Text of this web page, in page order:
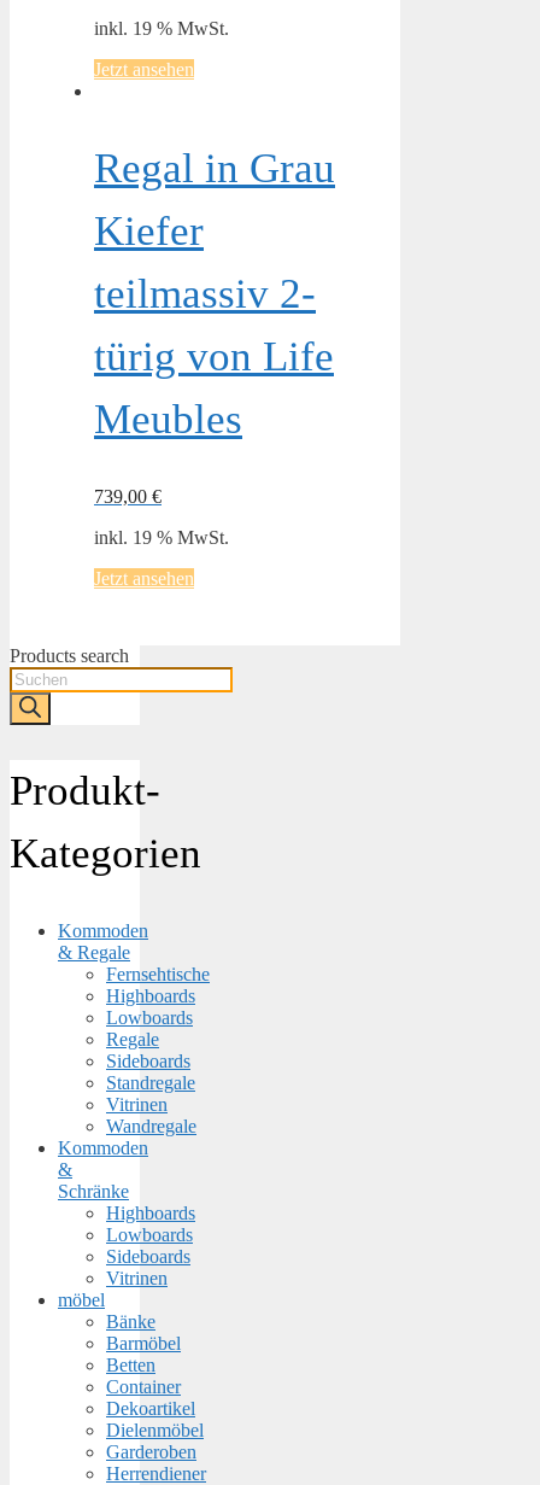
inkl. 19 % MwSt.
Jetzt ansehen
Regal in Grau
Kiefer
teilmassiv 2-
türig von Life
Meubles
739,00 €
inkl. 19 % MwSt.
Jetzt ansehen
Products search
Produkt-
Kategorien
Kommoden
& Regale
Fernsehtische
Highboards
Lowboards
Regale
Sideboards
Standregale
Vitrinen
Wandregale
Kommoden
&
Schränke
Highboards
Lowboards
Sideboards
Vitrinen
möbel
Bänke
Barmöbel
Betten
Container
Dekoartikel
Dielenmöbel
Garderoben
Herrendiener